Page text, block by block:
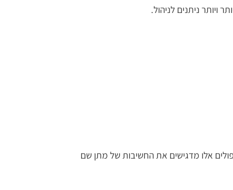
ניתנים לניהול.
אלו מדגישים את החשיבות של מתן שם